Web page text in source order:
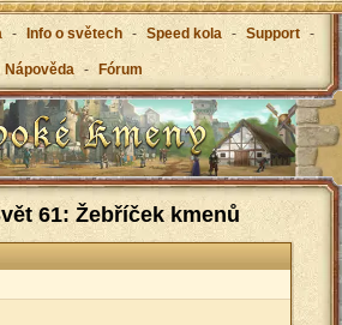
- Info o světech - Speed kola - Support -
Nápověda - Fórum
61: Žebříček kmenů